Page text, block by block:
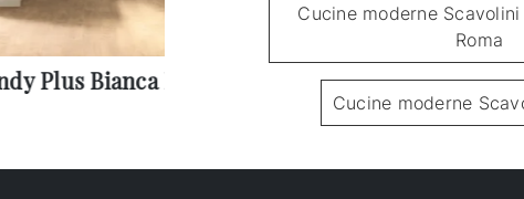
Plus Bianca Lucida Libra Perlato
Cucine moderne
Roma
Cucine moderne